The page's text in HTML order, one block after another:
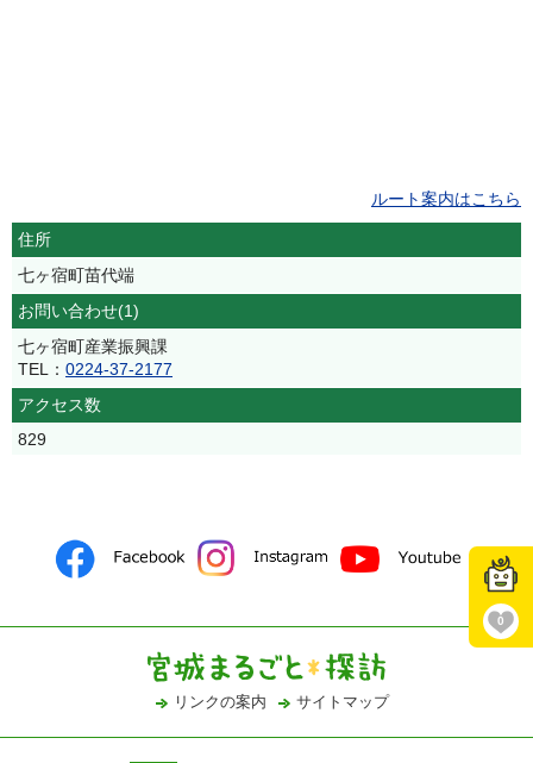
ルート案内はこちら
住所
七ヶ宿町苗代端
お問い合わせ(1)
七ヶ宿町産業振興課
TEL： 0224-37-2177
アクセス数
829
0
リンクの案内 サイトマップ